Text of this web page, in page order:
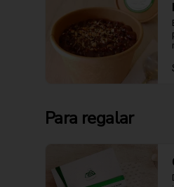
Para regalar